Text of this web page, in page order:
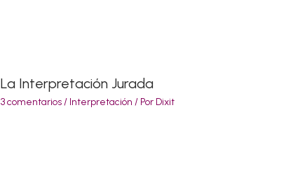
La Interpretación Jurada
3 comentarios/ Interpretación / Por Dixit